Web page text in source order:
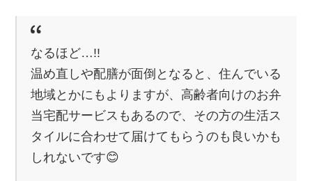
なるほど…!!
温め直しや配膳が面倒となると、住んでいる
地域とかにもよりますが、高齢者向けのお弁
当宅配サービスもあるので、その方の生活ス
タイルに合わせて届けてもらうのも良いかも
しれないです😊